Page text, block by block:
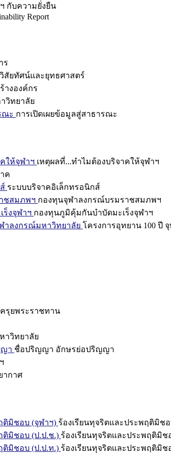
กับความยั่งยืน
Report
ร
วิสัยทัศน์และยุทธศาสตร์
างองค์กร
วิทยาลัย
ณะ การเปิดเผยข้อมูลสู่สาธารณะ
ให้จุฬาฯ เหตุผลที่...ทำไมต้องบริจาคให้จุฬาฯ
ค
ระบบบริจาคอิเล็กทรอนิกส์
ชสมภพฯ กองทุนจุฬาลงกรณ์บรมราชสมภพฯ
งจุฬาฯ กองทุนภูมิคุ้มกันบำบัดมะเร็งจุฬาฯ
าลงกรณ์มหาวิทยาลัย โครงการอุทยาน 100 ปี
ครุยพระราชทาน
าวิทยาลัย
า ชื่อปริญญา อักษรย่อปริญญา
ากาศ
ติมิชอบ (จุฬาฯ) ร้องเรียนทุจริตและประพฤติมิช
ติมิชอบ (ป.ป.ช.) ร้องเรียนทุจริตและประพฤติมิช
ติมิชอบ (ป.ป.ท.) ร้องเรียนทุจริตและประพฤติมิช